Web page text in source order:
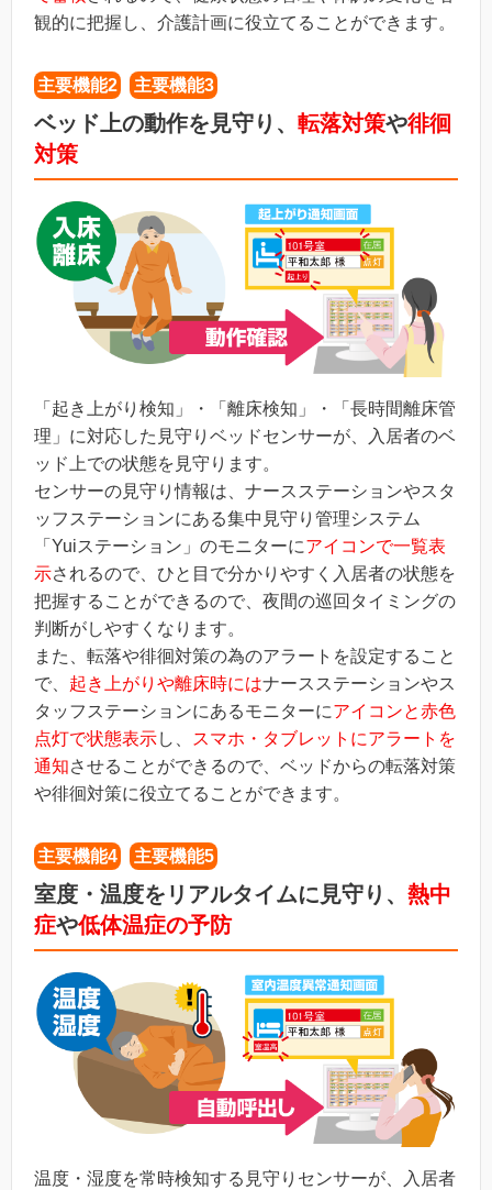
観的に把握し、介護計画に役立てることができます。
主要機能2 主要機能3
ベッド上の動作を見守り、 転落対策や徘徊
対策
「起き上がり検知」・「離床検知」・「長時間離床管
理」に対応した見守りベッドセンサーが、入居者のベ
ッド上での状態を見守ります。
センサーの見守り情報は、ナースステーションやスタ
ッフステーションにある集中見守り管理システム
「Yuiステーション」のモニターにアイコンで一覧表
示されるので、ひと目で分かりやすく入居者の状態を
把握することができるので、夜間の巡回タイミングの
判断がしやすくなります。
また、転落や徘徊対策の為のアラートを設定すること
で、 起き上がりや離床時にはナースステーションやス
タッフステーションにあるモニターにアイコンと赤色
点灯で状態表示し、
スマホ・タブレットにアラートを
通知させることができるので、ベッドからの転落対策
や徘徊対策に役立てることができます。
主要機能4 主要機能5
室度・温度をリアルタイムに見守り、 熱中
症や低体温症の予防
温度・湿度を常時検知する見守りセンサーが、入居者